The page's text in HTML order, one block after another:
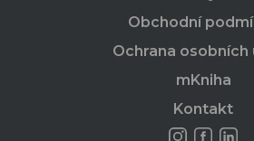
Obchodní
Ochrana osobních
mKniha
Kontakt